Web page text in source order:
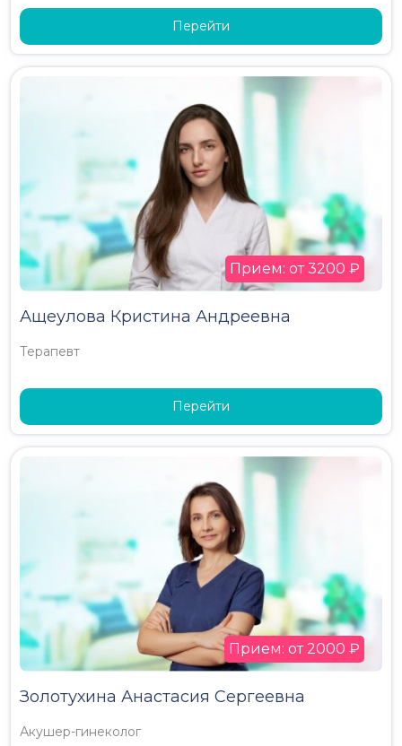
Перейти
Ащеулова Кристина Андреевна
Терапевт
Прием: от 3200 ₽
Перейти
Золотухина Анастасия Сергеевна
Акушер-гинеколог
Прием: от 2000 ₽